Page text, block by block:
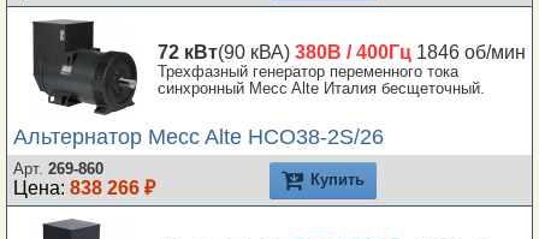
72 кВт(90 кВА) 380В / 400Гц 1846 об/мин
Трехфазный генератор переменного тока
синхронный Mecc Alte Италия бесщеточный.
Альтернатор Mecc Alte HCO38-2S/26
Арт. 269-860
Цена: 838 266 ₽ Купить